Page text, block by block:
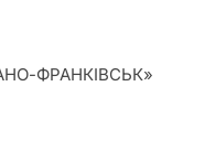
ФРАНКІВСЬК»